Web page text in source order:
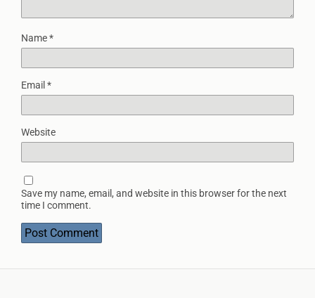
Name*
Email *
Website
Save my name, email, and website in this browser for the next
time I comment.